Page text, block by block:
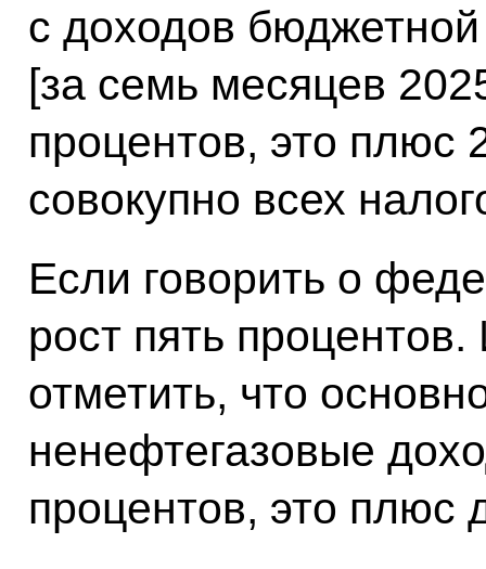
с доходов
[за семь месяцев
процентов, это плюс
совокупно всех
Если говорить о
рост пять
отметить, что
ненефтегазовые
процентов, это плюс